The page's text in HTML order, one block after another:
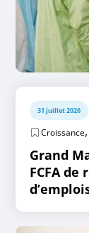
31 juillet 2026
Croissance,
Grand
FCFA